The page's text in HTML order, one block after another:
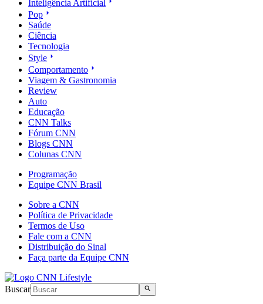
Inteligência Artificial
Pop
Saúde
Ciência
Tecnologia
Style
Comportamento
Viagem & Gastronomia
Review
Auto
Educação
CNN Talks
Fórum CNN
Blogs CNN
Colunas CNN
Programação
Equipe CNN Brasil
Sobre a CNN
Política de Privacidade
Termos de Uso
Fale com a CNN
Distribuição do Sinal
Faça parte da Equipe CNN
Buscar